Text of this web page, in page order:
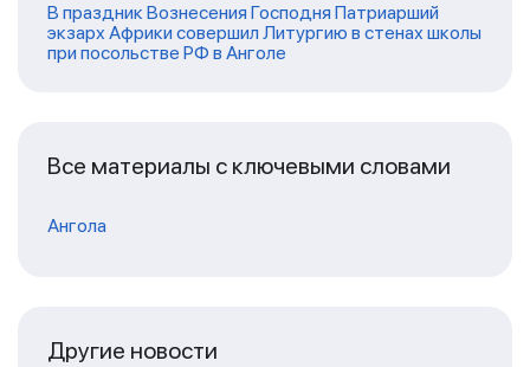
В праздник Вознесения Господня Патриарший
экзарх Африки совершил Литургию в стенах школы
при посольстве РФ в Анголе
Все материалы с ключевыми словами
Ангола
Другие новости